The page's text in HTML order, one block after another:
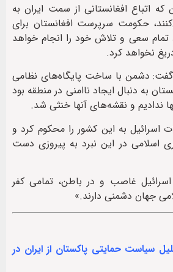
اتباع افغانستانی از سمت ایران به
حکومت سرپرست افغانستان برای
سعی و تلاش خود را انجام خواهد
نخواهد کرد.
گفت: دشمن با ساخت پایگاه‌های نظامی
به دنبال ایجاد ناامنی در منطقه بود
ندادیم و نقشه‌های آنها خنثی شد.
اسرائیل به این کشور را محکوم کرد و
اسلامی در این نبرد به پیروزی دست
غاصب و در باطن، تمامی کفر
جهان دشمنی دارند.»
سیاست حمایتی پاکستان از ایران در